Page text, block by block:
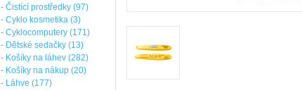
- Čistící prostředky (97)
- Cyklo kosmetika (3)
- Cyklocomputery (171)
- Dětské sedačky (13)
- Košíky na láhev (282)
- Košíky na nákup (20)
- Láhve (177)